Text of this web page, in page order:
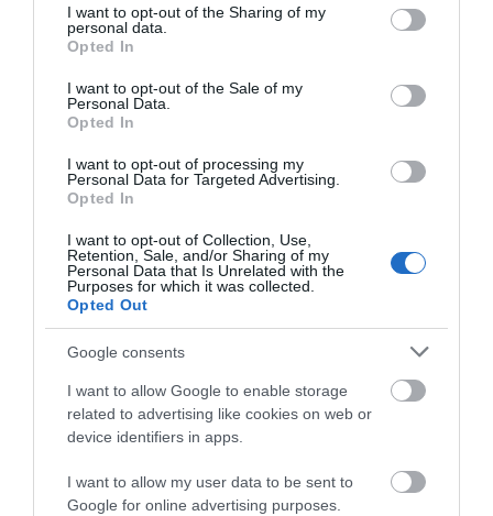
not limited to your visit or usage behaviour. You may click to
grant or deny consent to Google and its third-party tags to
use your data for below specified purposes in below Google
consent section.
I want to opt-out of the Sharing of my
personal data.
Opted In
I want to opt-out of the Sale of my
Personal Data.
Opted In
I want to opt-out of processing my
Personal Data for Targeted Advertising.
Opted In
I want to opt-out of Collection, Use,
Retention, Sale, and/or Sharing of my
Personal Data that Is Unrelated with the
Purposes for which it was collected.
Opted Out
Google consents
I want to allow Google to enable storage
related to advertising like cookies on web or
device identifiers in apps.
I want to allow my user data to be sent to
Google for online advertising purposes.
Ευρυδίκη Βαλαβάνη: Οι
οικογενειακές διακοπές στην
Εύβοια! Δείτε σε ποια παραλία
08.08.2026 | 17:20
«Κόκκινος» συναγερμός στην
Εύβοια: Red Code αύριο Κυριακή –
Αυξημένη ετοιμότητα παντού
08.08.2026 | 17:00
Ρόδος: Έγραψαν 80χρονη για
κράνος!
08.08.2026 | 16:40
Θρήνος σε όλη την Εύβοια για τον
επιχειρηματία που έφυγε απο
την ζωή
08.08.2026 | 16:20
Πάτρα: Θρήνος για μωράκι μόλις 8
ημερών – Νοσηλευόταν στη ΜΕΘ
ΠΕΡΙΣΣΟΤΕΡΑ ΑΠΟ ΟΙΚΟΝΟΜΙΑ